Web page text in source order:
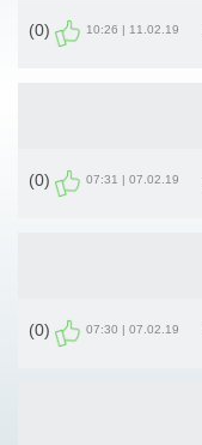
11.02.19 | 10:26
(0)
07.02.19 | 07:31
(0)
07.02.19 | 07:30
(0)